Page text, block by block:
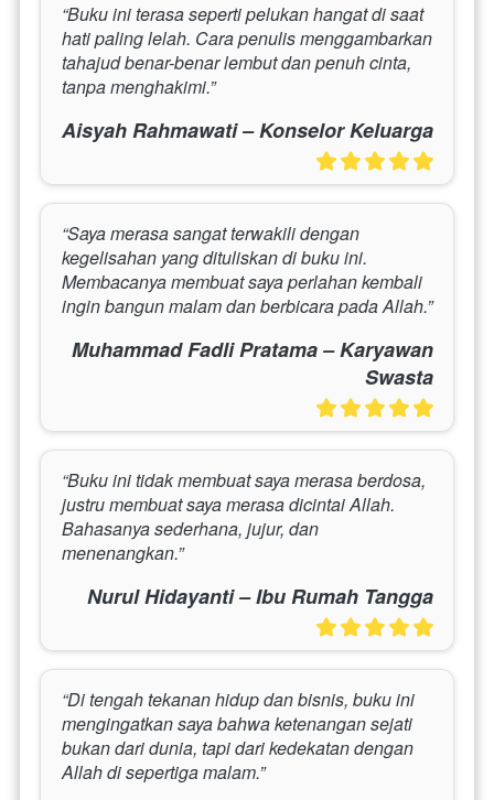
“Buku ini terasa seperti pelukan hangat di saat
hati paling lelah. Cara penulis menggambarkan
tahajud benar-benar lembut dan penuh cinta,
tanpa menghakimi.”
Aisyah Rahmawati – Konselor Keluarga
“Saya merasa sangat terwakili dengan
kegelisahan yang dituliskan di buku ini.
Membacanya membuat saya perlahan kembali
ingin bangun malam dan berbicara pada Allah.”
Muhammad Fadli Pratama – Karyawan
Swasta
“Buku ini tidak membuat saya merasa berdosa,
justru membuat saya merasa dicintai Allah.
Bahasanya sederhana, jujur, dan
menenangkan.”
Nurul Hidayanti – Ibu Rumah Tangga
“Di tengah tekanan hidup dan bisnis, buku ini
mengingatkan saya bahwa ketenangan sejati
bukan dari dunia, tapi dari kedekatan dengan
Allah di sepertiga malam.”